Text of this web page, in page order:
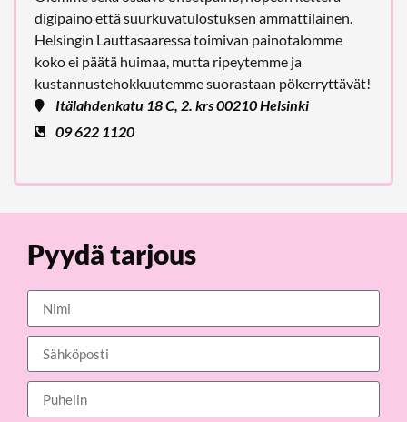
digipaino että suurkuvatulostuksen ammattilainen.
Helsingin Lauttasaaressa toimivan painotalomme
koko ei päätä huimaa, mutta ripeytemme ja
kustannustehokkuutemme suorastaan pökerryttävät!
Itälahdenkatu 18 C, 2. krs 00210 Helsinki
09 622 1120
Pyydä tarjous